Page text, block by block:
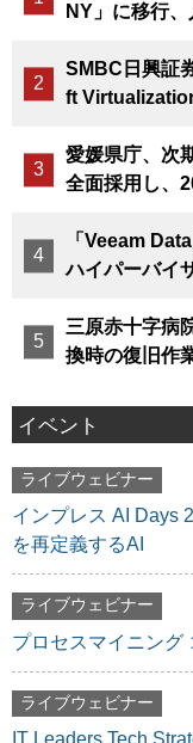
NY」に移行
SMBC日興証
ft
愛媛県庁、次
全面採用し、
「Veeam
ハイパーバイ
三原赤十字病
換時の復旧作
イベント
ライブウェビナー
インプレス AI Days
を再定義するAI
ライブウェビナー
プロセスマイニング
ライブウェビナー